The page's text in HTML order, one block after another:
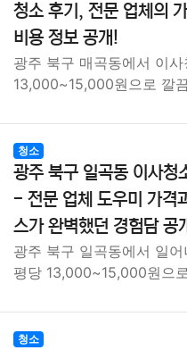
청소 후기, 전문 업체의
비용 정보 공개!
광주 북구 매곡동에서 이
13,000~15,000원으로 깔
청소
광주 북구 일곡동 이사청
- 전문 업체 도우미 가격
스가 완벽했던 경험담 공
광주 북구 일곡동에서 일
평당 13,000~15,000원으
청소